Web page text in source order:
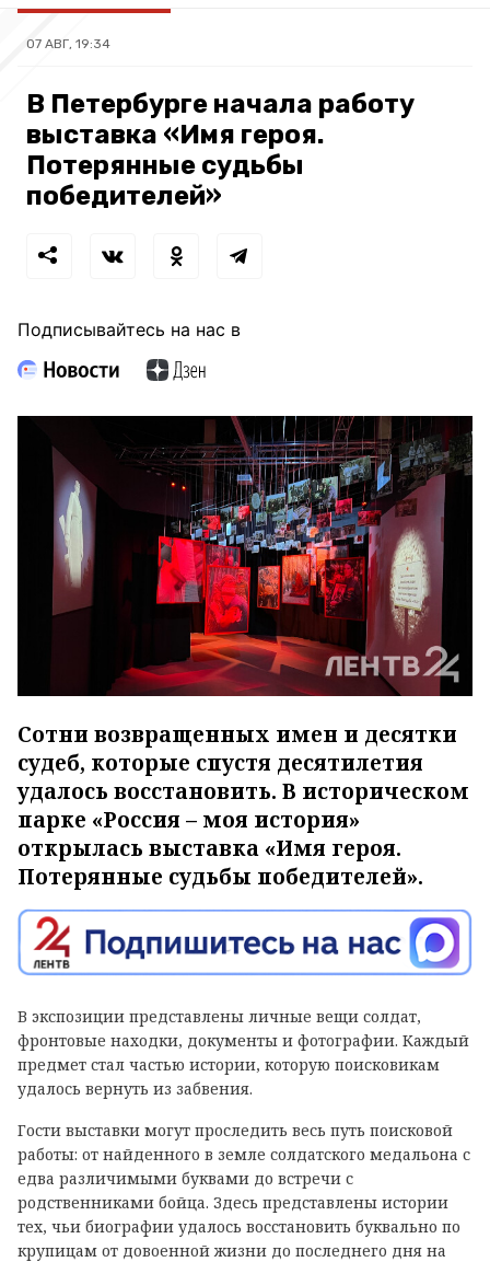
07 АВГ, 19:34
В Петербурге начала работу
выставка «Имя героя.
Потерянные судьбы
победителей»
Подписывайтесь на нас в
Сотни возвращенных имен и десятки
судеб, которые спустя десятилетия
удалось восстановить. В историческом
парке «Россия – моя история»
открылась выставка «Имя героя.
Потерянные судьбы победителей».
В экспозиции представлены личные вещи солдат,
фронтовые находки, документы и фотографии. Каждый
предмет стал частью истории, которую поисковикам
удалось вернуть из забвения.
Гости выставки могут проследить весь путь поисковой
работы: от найденного в земле солдатского медальона с
едва различимыми буквами до встречи с
родственниками бойца. Здесь представлены истории
тех, чьи биографии удалось восстановить буквально по
крупицам от довоенной жизни до последнего дня на